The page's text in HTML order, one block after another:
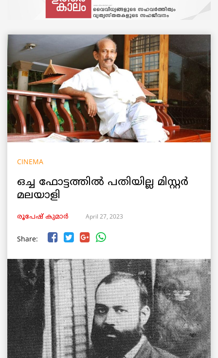
CINEMA
ഒച്ച ഫോട്ടത്തിൽ പതിയില്ല മിസ്റ്റർ
മലയാളി
രൂപേഷ്‌ കുമാര്‍ April 27, 2023
Share: